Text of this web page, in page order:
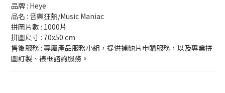
品牌 : Heye
品名 : 音樂狂熱/Music Maniac
拼圖片數 : 1000片
拼圖尺寸 : 70x50 cm
售後服務 : 專屬產品服務小組，提供補缺片申購服務，以及專業拼
圖訂製、裱框諮詢服務。